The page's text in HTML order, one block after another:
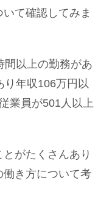
て確認してみま
間以上の勤務があ
り年収106万円以
業員が501人以上
がたくさんあり
働き方について考